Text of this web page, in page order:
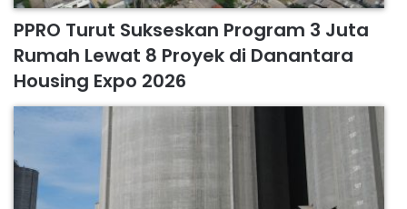
PPRO Turut Sukseskan Program 3 Juta
Rumah Lewat 8 Proyek di Danantara
Housing Expo 2026